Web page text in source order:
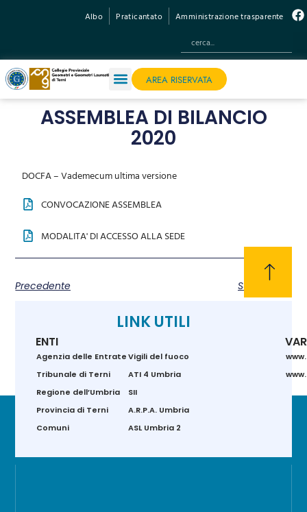
Albo Praticantato Amministrazione trasparente
AREA RISERVATA
ASSEMBLEA DI BILANCIO
2020
DOCFA – Vademecum ultima versione
CONVOCAZIONE ASSEMBLEA
MODALITA' DI ACCESSO ALLA SEDE
Precedente Successivo
LINK UTILI
ENTI
Agenzia delle Entrate
Tribunale di Terni
Regione dell’Umbria
Provincia di Terni
Comuni
Vigili del fuoco
ATI 4 Umbria
SII
A.R.P.A. Umbria
ASL Umbria 2